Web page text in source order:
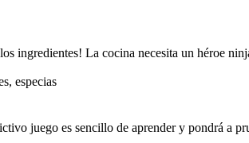
ingredientes! La cocina necesita un héroe
especias
juego es sencillo de aprender y pondrá a